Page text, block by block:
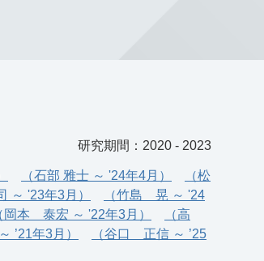
研究期間：2020 - 2023
（石部 雅士 ～ '24年4月）
（松
～ '23年3月）
（竹島 晃 ～ '24
岡本 泰宏 ～ '22年3月）
（高
’21年3月）
（谷口 正信 ～ ’25